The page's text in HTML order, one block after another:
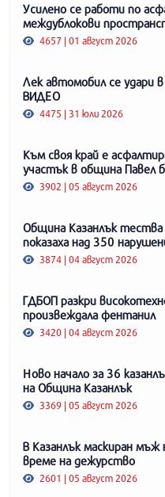
Усилено се работи по
междублокови
4657 | 01 август 2026
Лек автомобил се удари
ВИДЕО
4475 | 31 юли 2026
Към своя край е
участък в община Павел
3902 | 05 август 2026
Община Казанлък
показаха над 350
3874 | 04 август 2026
ГДБОП разкри
произвеждала фентанил
3420 | 04 август 2026
Ново начало за 36
на Община Казанлък
3369 | 05 август 2026
В Казанлък маскиран мъж
време на дежурство
2601 | 05 август 2026